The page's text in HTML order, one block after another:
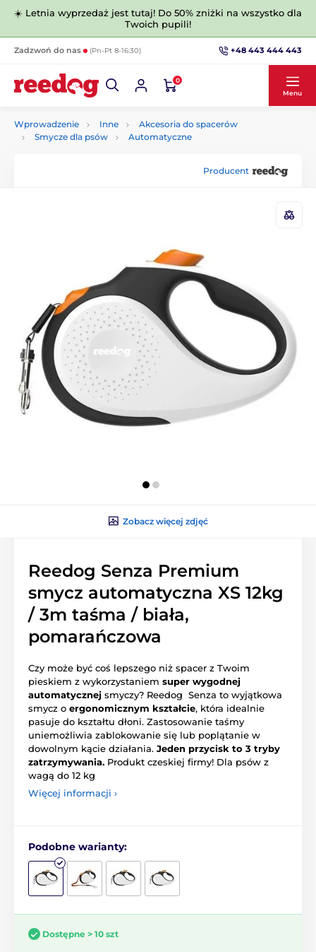
☀️ Letnia wyprzedaż jest tutaj! Do 50% zniżki na wszystko dla
Twoich pupili!
Zadzwoń do nas (Pn-Pt 8-16:30) +48 443 444 443
0
Menu
Wprowadzenie Inne
Akcesoria do spacerów
Smycze dla psów
Automatyczne
Producent
Zobacz więcej zdjęć
Reedog Senza Premium
smycz automatyczna XS 12kg
/ 3m taśma / biała,
pomarańczowa
Czy może być coś lepszego niż spacer z Twoim
pieskiem z wykorzystaniem super wygodnej
automatycznej smyczy? Reedog Senza to wyjątkowa
smycz o ergonomicznym kształcie, która idealnie
pasuje do kształtu dłoni. Zastosowanie taśmy
uniemożliwia zablokowanie się lub poplątanie w
dowolnym kącie działania. Jeden przycisk to 3 tryby
zatrzymywania. Produkt czeskiej firmy! Dla psów z
wagą do 12 kg
Więcej informacji ›
Podobne warianty:
Dostępne > 10 szt